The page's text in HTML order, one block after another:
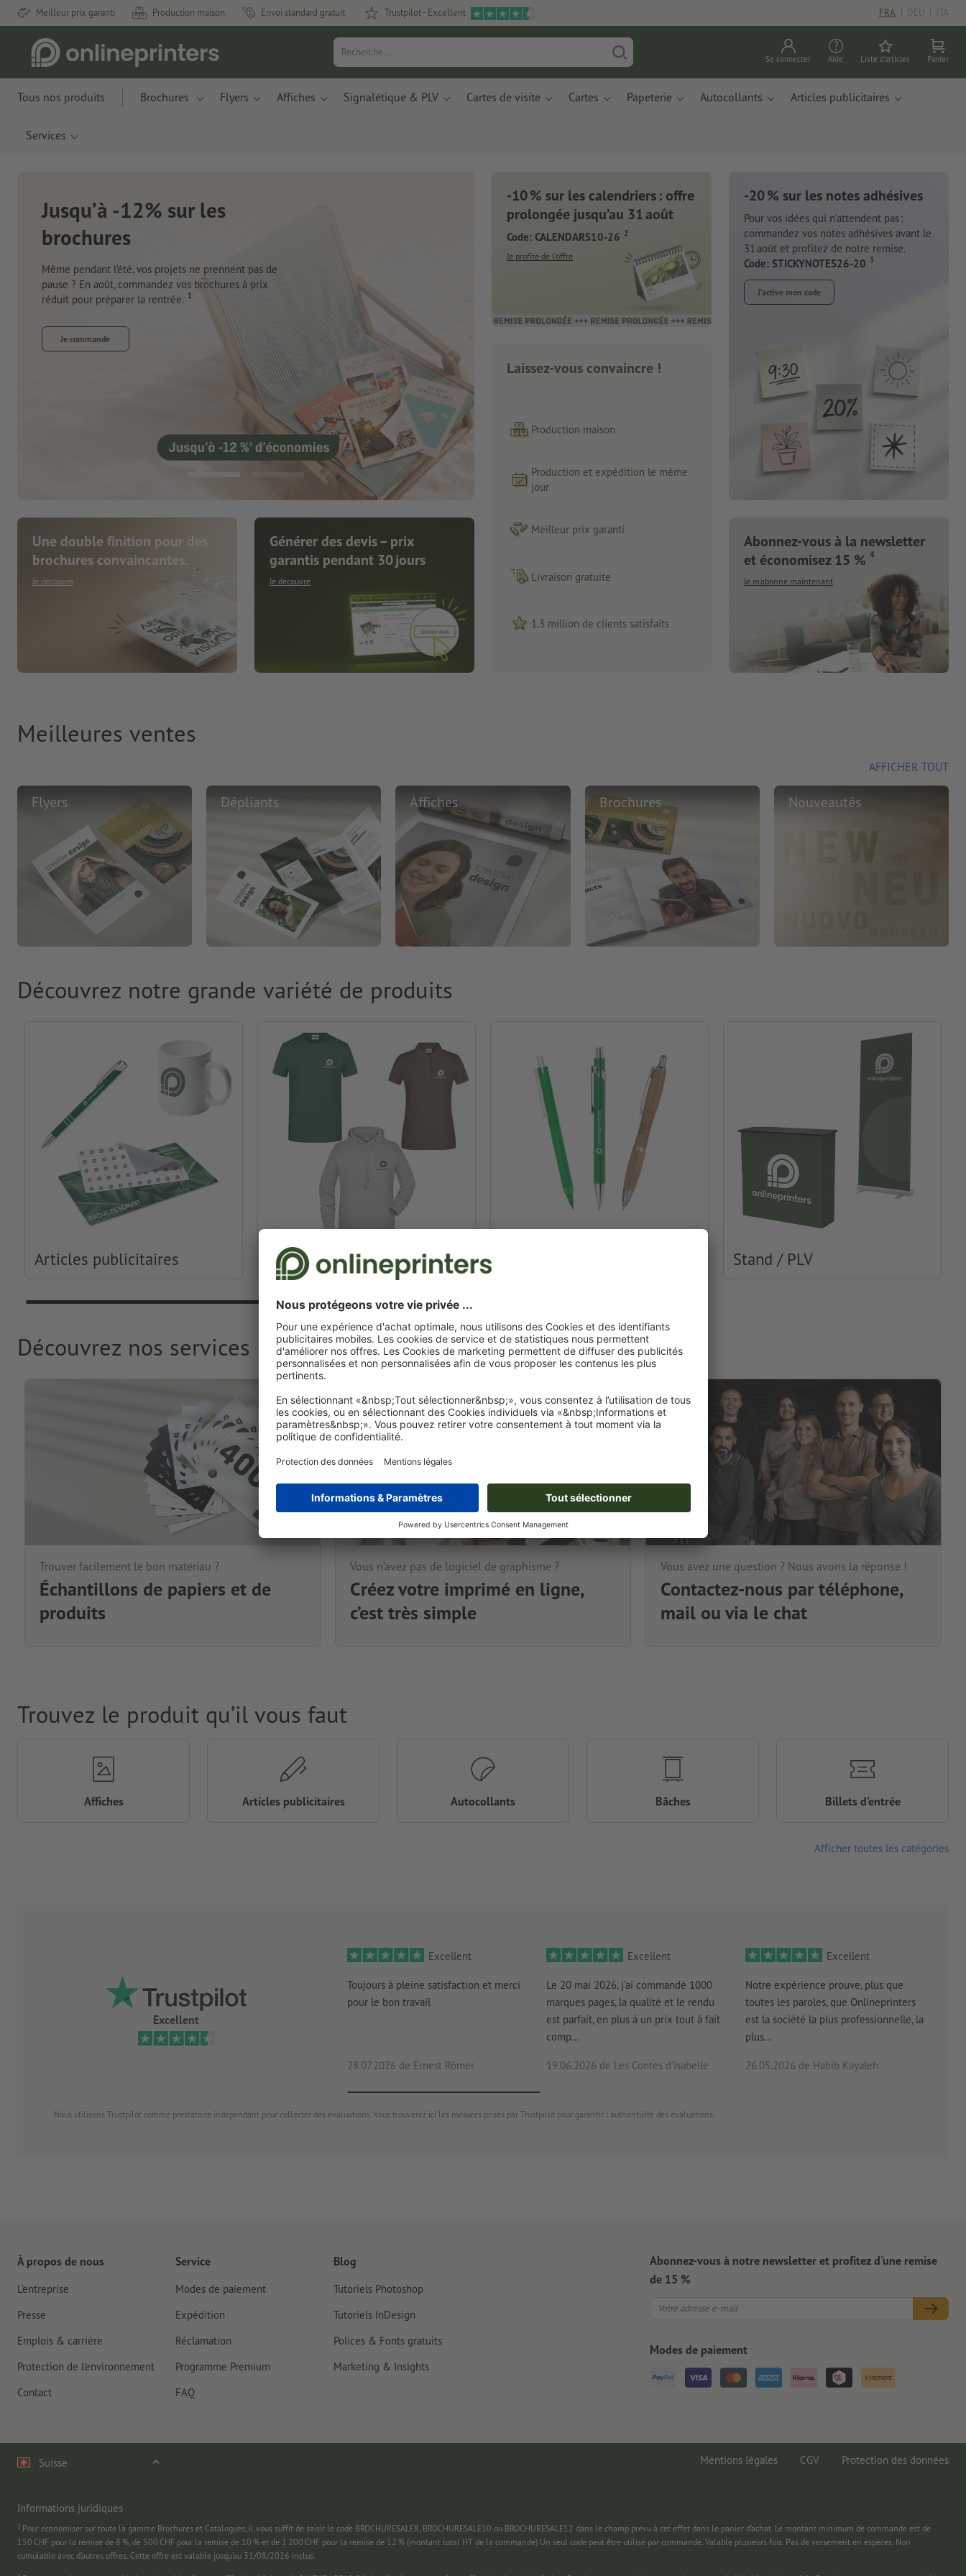
Meilleur prix garanti Production maison Envoi standard gratuit Trustpilot - Excellent FRA | DEU | ITA
Se connecter Aide Liste d'articles Panier
Tous nos produits Brochures Flyers Affiches Signalétique & PLV Cartes de visite Cartes Papeterie Autocollants Articles publicitaires
Services
Nouveau : Carnets de notes
Je commande
Une double finition pour des
brochures convaincantes.
Je découvre
Générer des devis – prix
garantis pendant 30 jours
Je découvre
-10 % sur les calendriers : offre
prolongée jusqu’au 31 août
Code: CALENDARS10-26 2
Je profite de l’offre
Laissez-vous convaincre !
Production maison
Production et expédition le même
jour
Meilleur prix garanti
Livraison gratuite
1,3 million de clients satisfaits
-20 % sur les notes adhésives
Pour vos idées qui n’attendent pas :
commandez vos notes adhésives avant le
31 août et profitez de notre remise.
Code: STICKYNOTES26-20 3
J’active mon code
Abonnez-vous à la newsletter
et économisez 15 % 4
Je m’abonne maintenant
Meilleures ventes
AFFICHER TOUT
Flyers Dépliants Affiches Brochures Nouveautés
Découvrez notre grande variété de produits
Articles publicitaires Habillement & Textiles Stand / PLV
Découvrez nos services
Trouver facilement le bon matériau ?
Échantillons de papiers et de
produits
Vous n’avez pas de logiciel de graphisme ?
Créez votre imprimé en ligne,
c’est très simple
Vous avez une question ? Nous avons la réponse !
Contactez-nous par téléphone,
mail ou via le chat
Excellent
Excellent
Toujours à pleine satisfaction et merci
pour le bon travail
28.07.2026 de Ernest Römer
Excellent
Le 20 mai 2026, j'ai commandé 1000
marques pages, la qualité et le rendu
est parfait, en plus à un prix tout à fait
comp...
19.06.2026 de Les Contes d'Isabelle
Excellent
Notre expérience prouve, plus que
toutes les paroles, que Onlineprinters
est la société la plus professionnelle, la
plus...
26.05.2026 de Habib Kayaleh
Nous utilisons Trustpilot comme prestataire indépendant pour collecter des évaluations. Vous trouverez ici les mesures prises par Trustpilot pour garantir l'authenticité des évaluations.
Trouvez le produit qu’il vous faut
Affiches Articles publicitaires Autocollants Bâches Billets d'entrée
Afficher toutes les catégories
À propos de nous
L'entreprise
Presse
Emplois & carrière
Protection de l'environnement
Contact
Service
Modes de paiement
Expédition
Réclamation
Programme Premium
FAQ
Blog
Tutoriels Photoshop
Tutoriels InDesign
Polices & Fonts gratuits
Marketing & Insights
Abonnez-vous à notre newsletter et profitez d'une remise
de 15 %
Modes de paiement
Virement
Suisse Mentions légales CGV Protection des données
Informations juridiques
1 Pour économiser sur toute la gamme Brochures et Catalogues, il vous suffit de saisir le code BROCHURESALE8, BROCHURESALE10 ou BROCHURESALE12 dans le champ prévu à cet effet dans le panier d’achat. Le montant minimum de commande est de
150 CHF pour la remise de 8 %, de 500 CHF pour la remise de 10 % et de 1 200 CHF pour la remise de 12 % (montant total HT de la commande) Un seul code peut être utilisé par commande. Valable plusieurs fois. Pas de versement en espèces. Non
cumulable avec d’autres offres. Cette offre est valable jusqu’au 31/08/2026 inclus.